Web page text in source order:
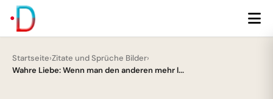
Startseite›Zitate und Sprüche Bilder›
Wahre Liebe: Wenn man den anderen mehr l...